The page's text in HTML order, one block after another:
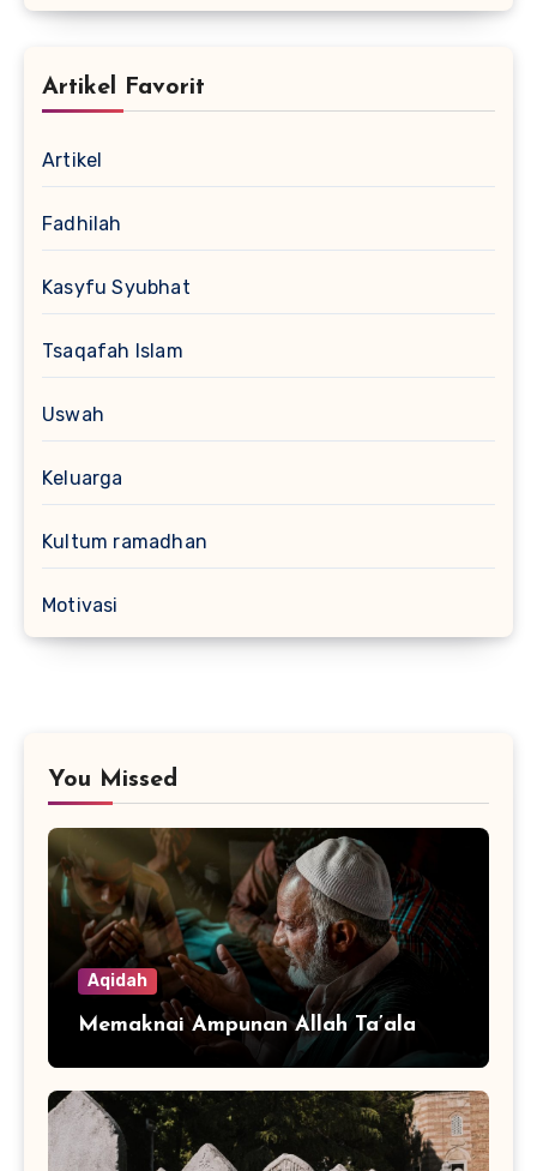
Artikel Favorit
Artikel
Fadhilah
Kasyfu Syubhat
Tsaqafah Islam
Uswah
Keluarga
Kultum ramadhan
Motivasi
You Missed
Aqidah
Memaknai Ampunan Allah Ta’ala